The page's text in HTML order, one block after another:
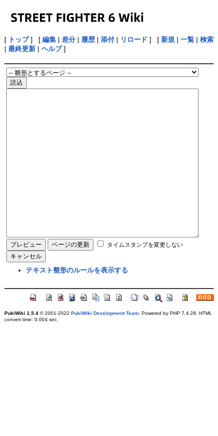
[ トップ] [ 編集| 差分| 履歴| 添付| リロード ] [ 新規| 一覧| 検索
| 最終更新| ヘルプ]
タイムスタンプを変更しない
テキスト整形のルールを表示する
PukiWiki 1.5.4© 2001-2022 PukiWiki Development Team. Powered by PHP 7.4.28. HTML
convert time: 0.004 sec.